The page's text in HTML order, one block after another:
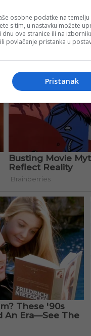
osobne podatke na temelju
s tim, u nastavku možete
ove stranice ili na
povlačenje pristanka u
Pristanak